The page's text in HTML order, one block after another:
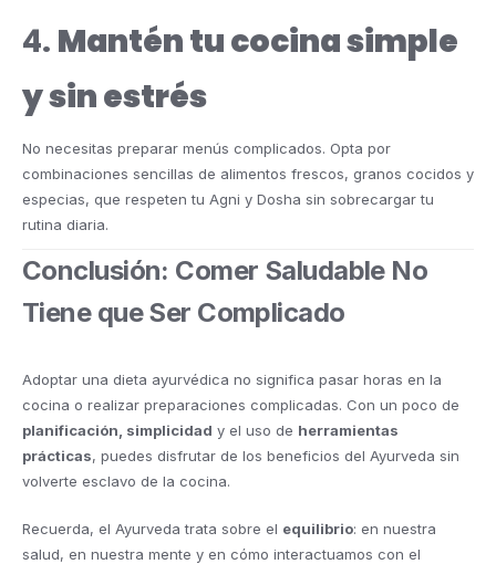
4. Mantén tu cocina simple
y sin estrés
No necesitas preparar menús complicados. Opta por
combinaciones sencillas de alimentos frescos, granos cocidos y
especias, que respeten tu Agni y Dosha sin sobrecargar tu
rutina diaria.
Conclusión: Comer Saludable No
Tiene que Ser Complicado
Adoptar una dieta ayurvédica no significa pasar horas en la
cocina o realizar preparaciones complicadas. Con un poco de
planificación, simplicidad y el uso de herramientas
prácticas, puedes disfrutar de los beneficios del Ayurveda sin
volverte esclavo de la cocina.
Recuerda, el Ayurveda trata sobre el equilibrio: en nuestra
salud, en nuestra mente y en cómo interactuamos con el